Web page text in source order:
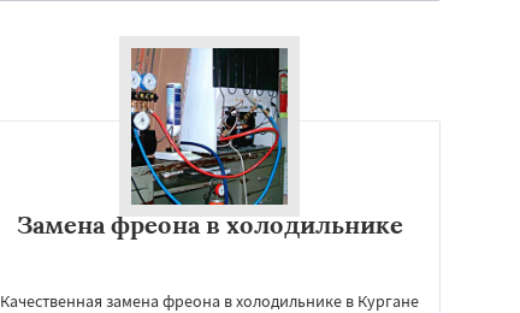
Замена фреона в холодильнике
Качественная замена фреона в холодильнике в Кургане